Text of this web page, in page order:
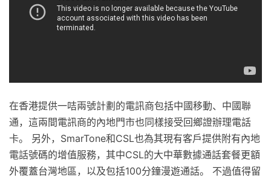
在香港提供一咭兩號計劃的電訊商包括中國移動、中國聯
通，這兩間電訊商的內地門市也同樣接受回鄉證辦理電話
卡。 另外，SmarTone和CSL也為其現有客戶提供附有內地
電話號碼的增值服務，其中CSL的大中華數據通話套餐更額
外覆蓋台灣地區，以及包括100分鐘漫遊通話。 不過值得留